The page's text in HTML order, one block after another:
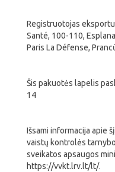
Registruotojas
Santé, 100-110,
Paris La Défense,
Šis pakuotės lapelis
14
Išsami informacija apie
vaistų kontrolės
sveikatos apsaugos
https://vvkt.lrv.lt/lt/.